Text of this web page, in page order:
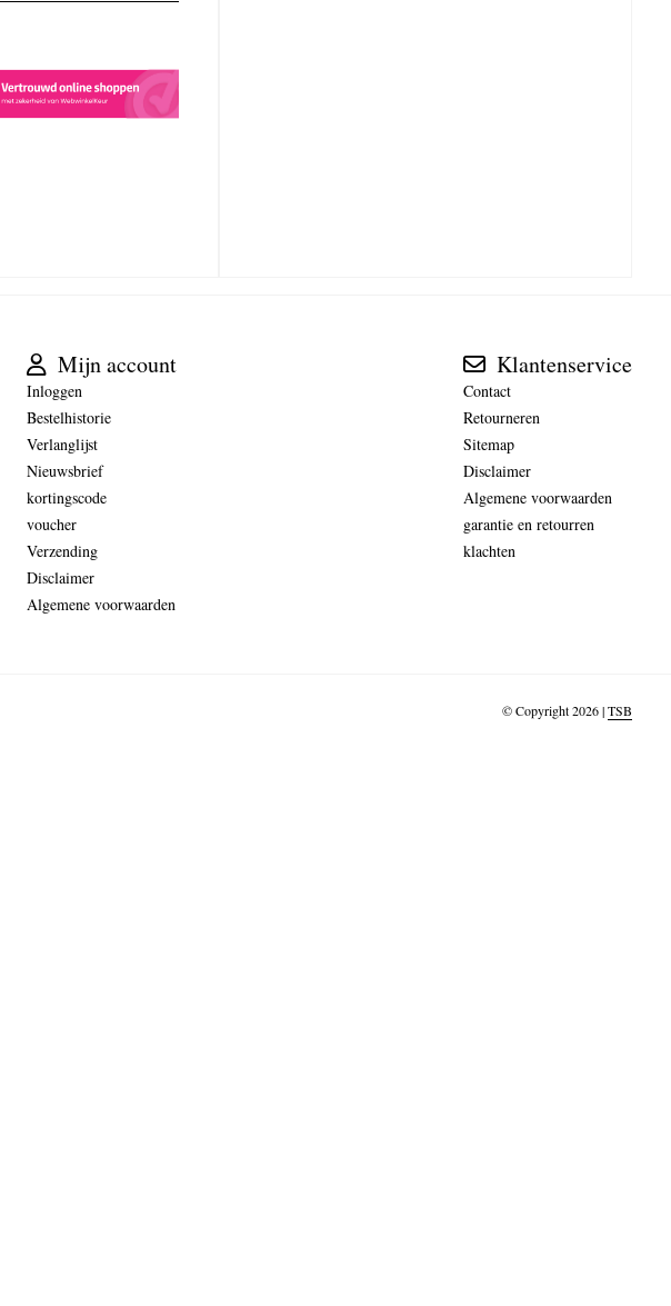
Mijn account
Inloggen
Bestelhistorie
Verlanglijst
Nieuwsbrief
kortingscode
voucher
Verzending
Disclaimer
Algemene voorwaarden
Klantenservice
Contact
Retourneren
Sitemap
Disclaimer
Algemene voorwaarden
garantie en retourren
klachten
© Copyright 2026 |TSB